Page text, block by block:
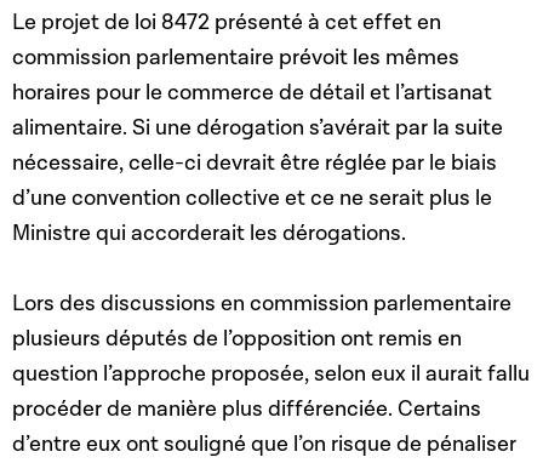
Le projet de loi 8472 présenté à cet effet en
commission parlementaire prévoit les mêmes
horaires pour le commerce de détail et l’artisanat
alimentaire. Si une dérogation s’avérait par la suite
nécessaire, celle-ci devrait être réglée par le biais
d’une convention collective et ce ne serait plus le
Ministre qui accorderait les dérogations.
Lors des discussions en commission parlementaire
plusieurs députés de l’opposition ont remis en
question l’approche proposée, selon eux il aurait fallu
procéder de manière plus différenciée. Certains
d’entre eux ont souligné que l’on risque de pénaliser